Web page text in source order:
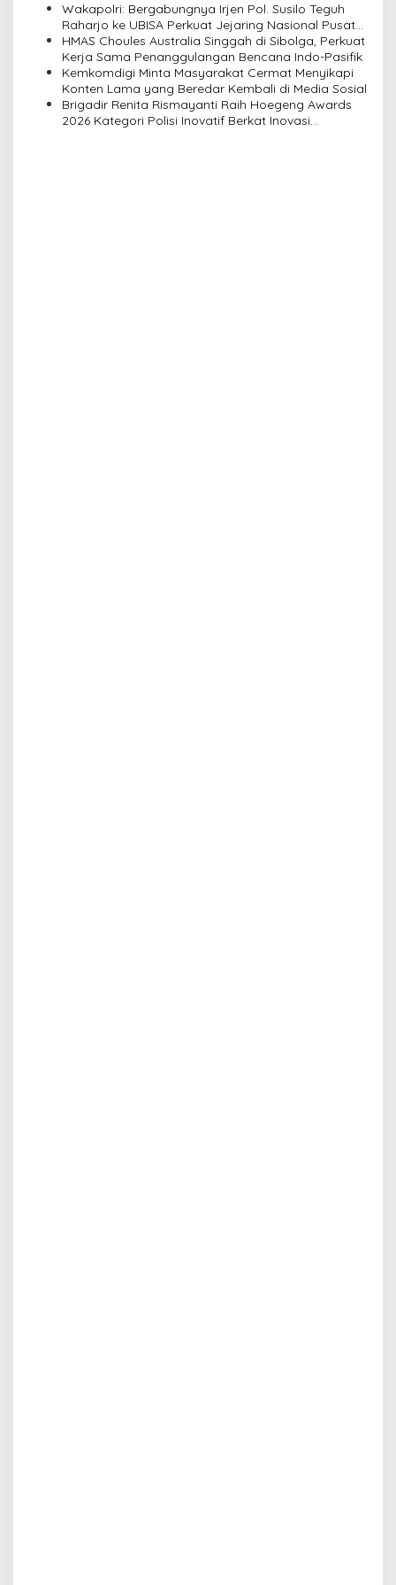
Wakapolri: Bergabungnya Irjen Pol. Susilo Teguh
Raharjo ke UBISA Perkuat Jejaring Nasional Pusat
Studi Kepolisian
HMAS Choules Australia Singgah di Sibolga, Perkuat
Kerja Sama Penanggulangan Bencana Indo-Pasifik
Kemkomdigi Minta Masyarakat Cermat Menyikapi
Konten Lama yang Beredar Kembali di Media Sosial
Brigadir Renita Rismayanti Raih Hoegeng Awards
2026 Kategori Polisi Inovatif Berkat Inovasi